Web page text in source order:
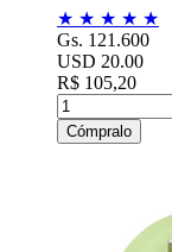
★ ★ ★ ★ ★
Gs. 121.600
USD 20.00
R$ 105,20
Cómpralo